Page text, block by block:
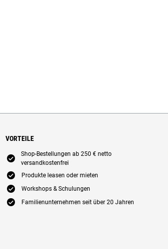
VORTEILE
E
Shop-Bestellungen ab 250 € netto
versandkostenfrei
E Produkte leasen oder mieten
E Workshops & Schulungen
E Familienunternehmen seit über 20 Jahren